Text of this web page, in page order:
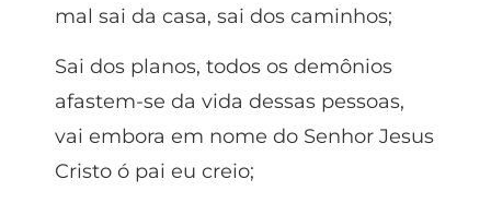
mal sai da casa, sai dos caminhos;
Sai dos planos, todos os demônios
afastem-se da vida dessas pessoas,
vai embora em nome do Senhor Jesus
Cristo ó pai eu creio;